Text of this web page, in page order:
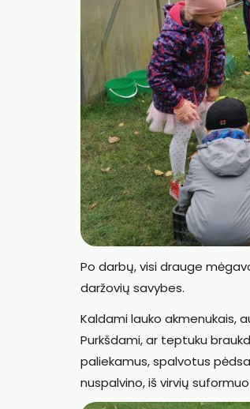
Po darbų, visi drauge
daržovių savybes.
Kaldami lauko akmenukais,
Purkšdami, ar teptuku
paliekamus, spalvotus
nuspalvino, iš virvių